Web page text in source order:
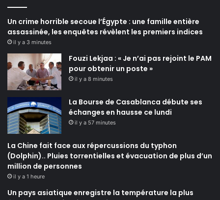
Un crime horrible secoue l’Égypte : une famille entière
assassinée, les enquêtes révèlent les premiers indices
il y a 3 minutes
Fouzi Lekjaa : « Je n’ai pas rejoint le PAM
pour obtenir un poste »
il y a 8 minutes
La Bourse de Casablanca débute ses
échanges en hausse ce lundi
il y a 57 minutes
La Chine fait face aux répercussions du typhon
(Dolphin).. Pluies torrentielles et évacuation de plus d’un
million de personnes
il y a 1 heure
Un pays asiatique enregistre la température la plus